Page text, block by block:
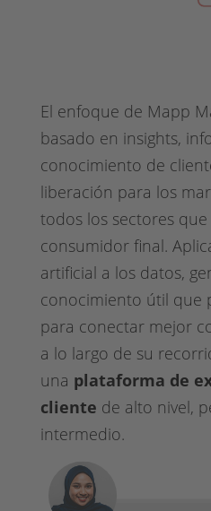
El enfoque de Mapp
basado en insights,
conocimiento de
liberación para los
todos los sectores
consumidor final.
artificial a los datos,
conocimiento útil que
para conectar mejor
a lo largo de su
una plataforma de
cliente de alto nivel,
intermedio.